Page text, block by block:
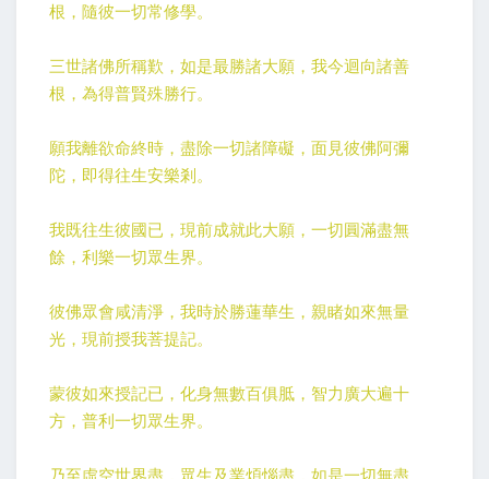
根，隨彼一切常修學。
三世諸佛所稱歎，如是最勝諸大願，我今迴向諸善
根，為得普賢殊勝行。
願我離欲命終時，盡除一切諸障礙，面見彼佛阿彌
陀，即得往生安樂剎。
我既往生彼國已，現前成就此大願，一切圓滿盡無
餘，利樂一切眾生界。
彼佛眾會咸清淨，我時於勝蓮華生，親睹如來無量
光，現前授我菩提記。
蒙彼如來授記已，化身無數百俱胝，智力廣大遍十
方，普利一切眾生界。
乃至虛空世界盡，眾生及業煩惱盡，如是一切無盡